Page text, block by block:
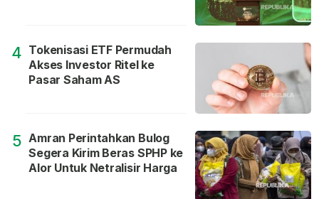
4 Tokenisasi ETF Permudah
Akses Investor Ritel ke
Pasar Saham AS
5 Amran Perintahkan Bulog
Segera Kirim Beras SPHP ke
Alor Untuk Netralisir Harga